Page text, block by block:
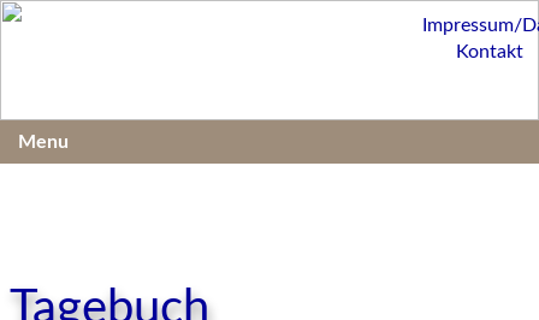
Tagebuch
Impressum/
Kontakt
Menu